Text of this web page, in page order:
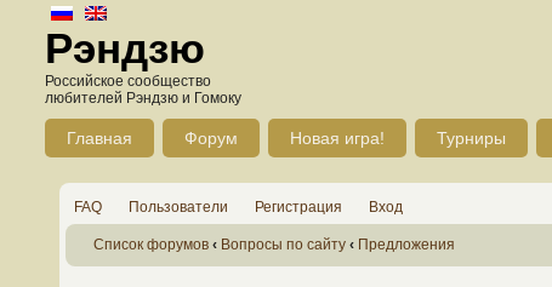
Рэндзю
Российское сообщество
любителей Рэндзю и Гомоку
Главная Форум Новая игра! Турниры
FAQ Пользователи Регистрация Вход
Список форумов ‹ Вопросы по сайту ‹ Предложения